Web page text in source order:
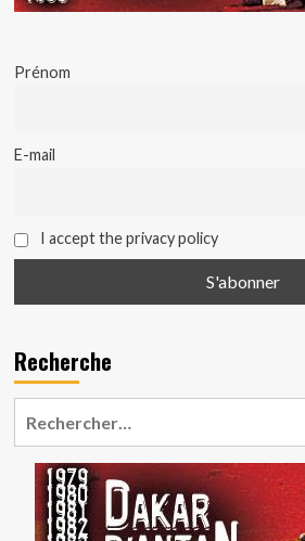
Prénom
E-mail
I accept the privacy policy
Recherche